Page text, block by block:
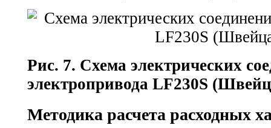
Рис. 7. Схема электрических
электропривода LF230S
Методика расчета расходных